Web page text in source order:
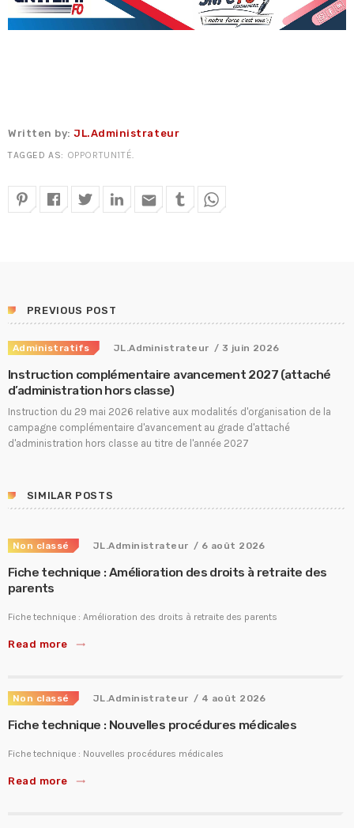
Written by:JL.Administrateur
TAGGED AS: OPPORTUN1TÉ.
email
PREVIOUS POST
Administratifs JL.Administrateur / 3 juin 2026
Instruction complémentaire avancement 2027 (attaché
d’administration hors classe)
Instruction du 29 mai 2026 relative aux modalités d'organisation de la
campagne complémentaire d'avancement au grade d'attaché
d'administration hors classe au titre de l'année 2027
SIMILAR POSTS
Non classé JL.Administrateur / 6 août 2026
Fiche technique : Amélioration des droits à retraite des
parents
Fiche technique : Amélioration des droits à retraite des parents
Read more trending_flat
Non classé JL.Administrateur / 4 août 2026
Fiche technique : Nouvelles procédures médicales
Fiche technique : Nouvelles procédures médicales
Read more trending_flat